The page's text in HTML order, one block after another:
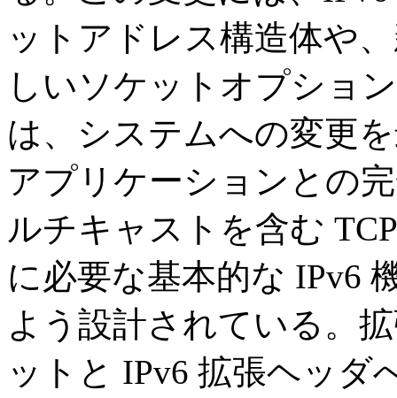
ットアドレス構造体や
しいソケットオプショ
は、システムへの変更
アプリケーションとの
ルチキャストを含む
に必要な基本的な IPv6
よう設計されている。
ットと IPv6 拡張ヘッダ